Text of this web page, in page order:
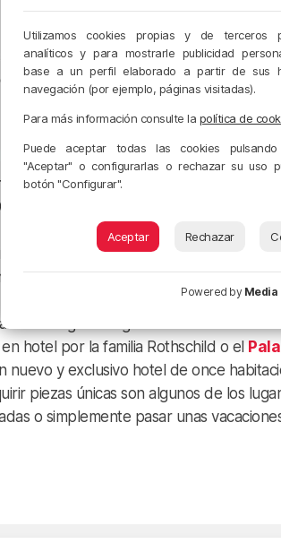
inmersivas en el lugar de
Los lugares poco masificados como
de largo recorrido a países como
el reto que puede suponer para un
por los efectos que ha causado la
más exclusivos de nuestro país para
colindantes como Cantabria y
solariega del siglo XVII ubicada en
hotel por la familia Rothschild o el
y exclusivo hotel de once
piezas únicas son algunos de los
o simplemente pasar unas
Utilizamos cookies propias y de terceros
analíticos y para mostrarle publicidad
base a un perfil elaborado a partir de sus
navegación (por ejemplo, páginas visitadas).
Para más información consulte la política de
Puede aceptar todas las cookies
"Aceptar" o configurarlas o rechazar su uso
botón "Configurar".
Aceptar Rechazar
Powered by Media